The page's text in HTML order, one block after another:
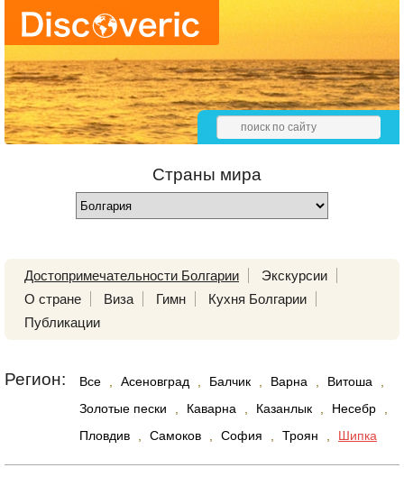
Страны мира
Достопримечательности Болгарии
Экскурсии
О стране
Виза Гимн
Кухня Болгарии
Публикации
Регион: Все Асеновград Балчик Варна Витоша
Золотые пески
Каварна Казанлык Несебр
Пловдив
Самоков София Троян Шипка